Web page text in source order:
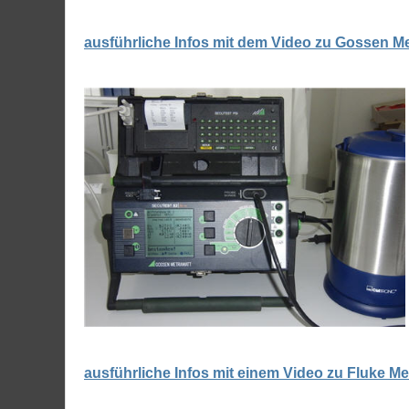
ausführliche Infos mit dem Video zu Gossen
ausführliche Infos mit einem Video zu Fluke